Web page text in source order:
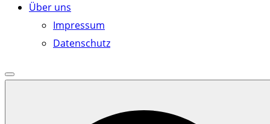
Über uns
Impressum
Datenschutz